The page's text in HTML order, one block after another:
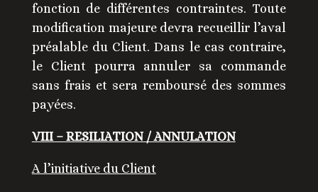
fonction de différentes contraintes. Toute
modification majeure devra recueillir l’aval
préalable du Client. Dans le cas contraire,
le Client pourra annuler sa commande
sans frais et sera remboursé des sommes
payées.
VIII – RESILIATION / ANNULATION
A l’initiative du Client